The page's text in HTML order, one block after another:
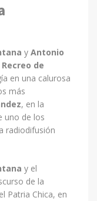
yAntonio
Recreo de
en una calurosa
más
, en la
uno de los
radiodifusión
y el
de la
Patria Chica, en